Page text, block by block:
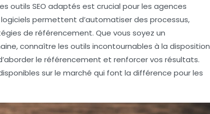
outils SEO adaptés est crucial pour les agences
logiciels permettent d’automatiser des processus,
de référencement. Que vous soyez un
connaître les outils incontournables à la disposition
le référencement et renforcer vos résultats.
sur le marché qui font la différence pour les